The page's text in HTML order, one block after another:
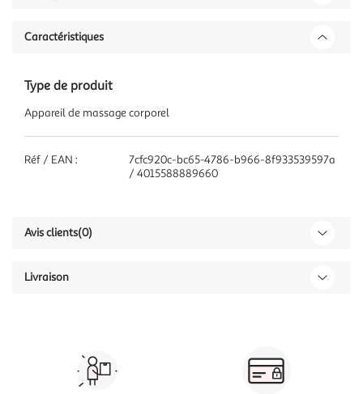
Caractéristiques
Type de produit
Appareil de massage corporel
Réf / EAN :
7cfc920c-bc65-4786-b966-8f933539597a
/ 4015588889660
Avis clients(0)
Livraison